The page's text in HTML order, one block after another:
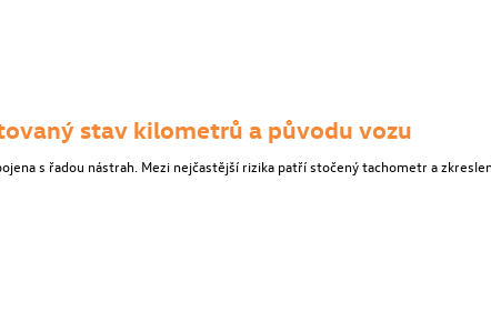
stav kilometrů a původu vozu
s řadou nástrah. Mezi nejčastější rizika patří stočený tachometr a